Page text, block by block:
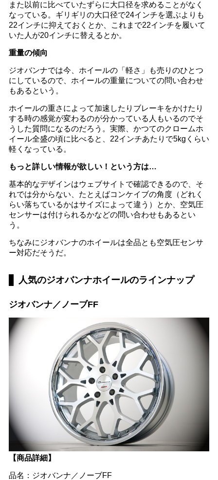
また以前に比べていたずらに大口径を求めることがなく
なっている。ギリギリの大口径で24インチを選ぶよりも
22インチに抑えておくとか、これまで22インチを履いて
いた人が20インチに替えるとか。
重量の傾向
ジオバンナでは今、ホイールの「軽さ」も売りのひとつ
にしているので、ホイールの重量についての問い合わせ
もあるという。
ホイールの重さによって加速したりブレーキをかけたり
する時の感覚が変わるのが分かっている人もいるのでそ
うした質問になるのだろう。実際、かつてのクロームホ
イール全盛の頃に比べると、22インチあたりで5kgくらい
軽くなっている。
もっと詳しい情報が欲しい！という方は…
基本的なデザインはウェブサイトで確認できるので、そ
れでは分からない、たとえばコンケイブの角度（どれく
らい落ちているかはサイズによって違う）とか、空気圧
センサーは付けられるかなどの問い合わせもあるとい
う。
ちなみにジオバンナのホイールは全品とも空気圧センサ
ー対応だそうだ。
人気のジオバンナホイールのラインナップ
ジオバンナ／ノーブFF
【商品詳細】
品名：ジオバンナ／ノーブFF